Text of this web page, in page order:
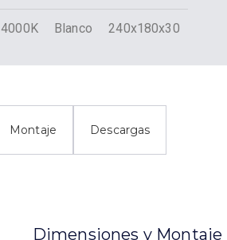
4000K Blanco 240x180x30
Montaje Descargas
Dimensiones y Montaje